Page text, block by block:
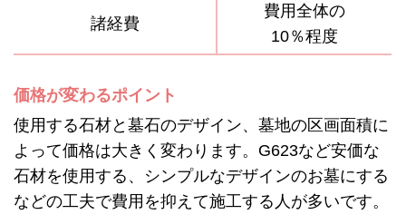
諸経費
費用全体の
10％程度
価格が変わるポイント
使用する石材と墓石のデザイン、墓地の区画面積に
よって価格は大きく変わります。G623など安価な
石材を使用する、シンプルなデザインのお墓にする
などの工夫で費用を抑えて施工する人が多いです。